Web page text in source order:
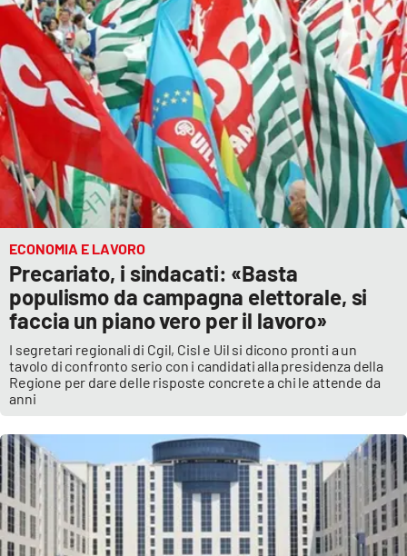
ECONOMIA E LAVORO
Precariato, i sindacati: «Basta
populismo da campagna elettorale, si
faccia un piano vero per il lavoro»
I segretari regionali di Cgil, Cisl e Uil si dicono pronti a un
tavolo di confronto serio con i candidati alla presidenza della
Regione per dare delle risposte concrete a chi le attende da
anni